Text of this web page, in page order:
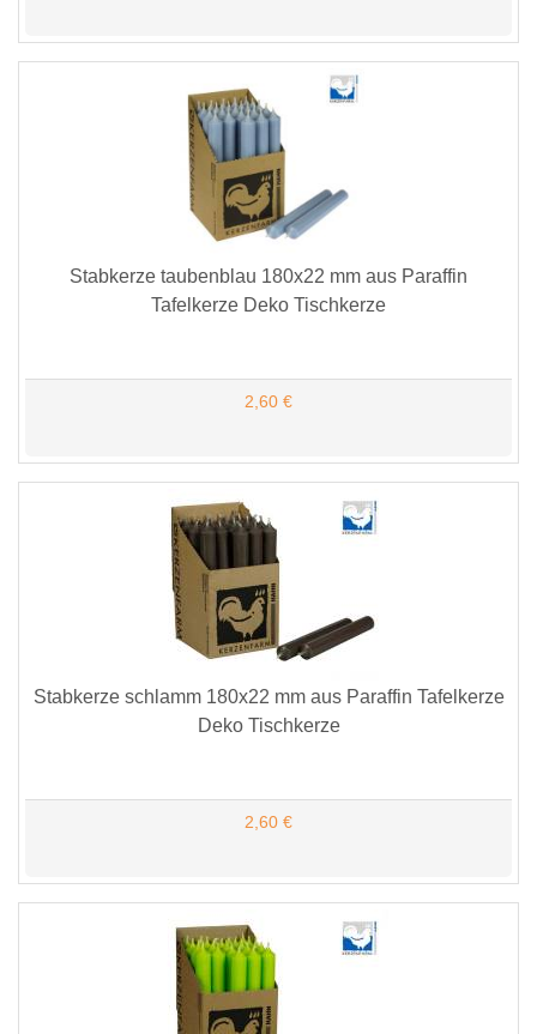
Stabkerze taubenblau 180x22 mm aus Paraffin
Tafelkerze Deko Tischkerze
2,60 €
Stabkerze schlamm 180x22 mm aus Paraffin Tafelkerze
Deko Tischkerze
2,60 €